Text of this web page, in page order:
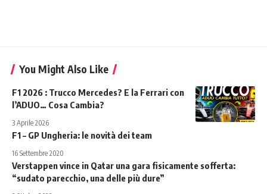
You Might Also Like
F1 2026 : Trucco Mercedes? E la Ferrari con
l’ADUO… Cosa Cambia?
3 Aprile 2026
F1 – GP Ungheria: le novità dei team
16 Settembre 2020
Verstappen vince in Qatar una gara fisicamente sofferta:
“sudato parecchio, una delle più dure”